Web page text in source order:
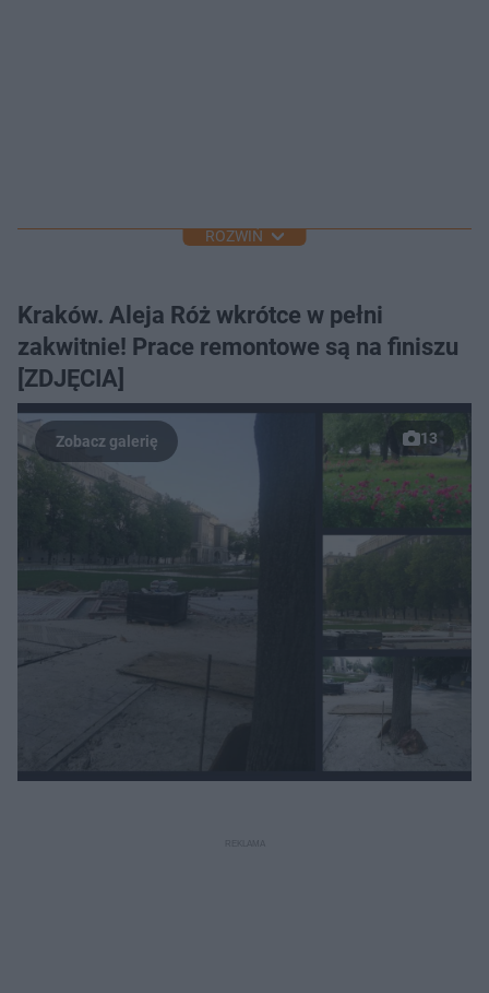
ROZWIŃ
Kraków. Aleja Róż wkrótce w pełni
zakwitnie! Prace remontowe są na finiszu
[ZDJĘCIA]
13